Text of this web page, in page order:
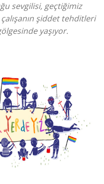
sevgilisi, geçtiğimiz
şiddet tehditleri
yaşıyor.